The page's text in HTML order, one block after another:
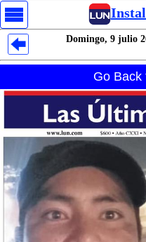
Domingo, 9 julio
Go Back
Despliegues
Despliegues Totales
Despliegues por